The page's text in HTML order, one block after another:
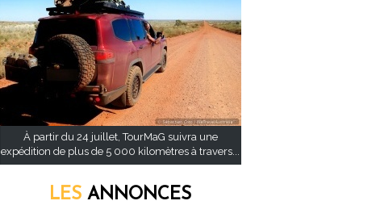
À partir du 24 juillet, TourMaG suivra une
expédition de plus de 5 000 kilomètres à travers...
LES ANNONCES